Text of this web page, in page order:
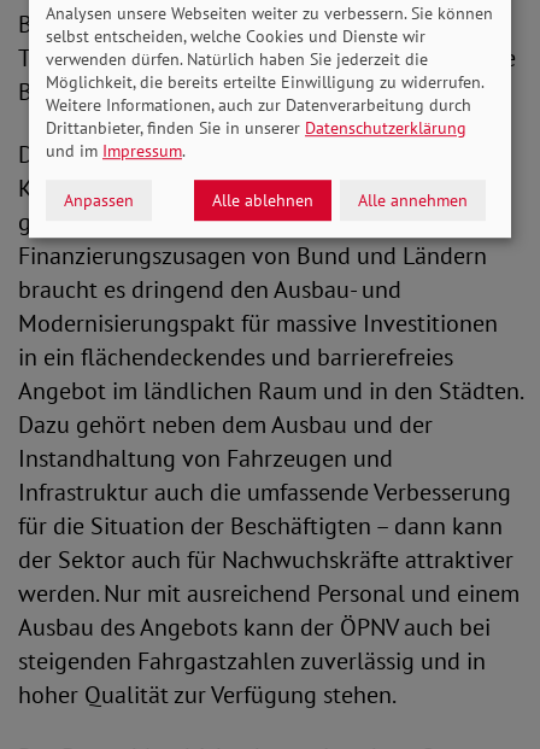
Bündnismitglieder. Dazu gehört auch, dass
Tickets auf sämtlichen Vertriebswegen und ohne
Bonitätsauskunft erworben werden können.
Das Bündnis drängt auf ein ganzheitliches
Konzept: „Das Deutschlandticket allein ist nicht
genug.“ Neben umfassenden
Finanzierungszusagen von Bund und Ländern
braucht es dringend den Ausbau- und
Modernisierungspakt für massive Investitionen
in ein flächendeckendes und barrierefreies
Angebot im ländlichen Raum und in den Städten.
Dazu gehört neben dem Ausbau und der
Instandhaltung von Fahrzeugen und
Infrastruktur auch die umfassende Verbesserung
für die Situation der Beschäftigten – dann kann
der Sektor auch für Nachwuchskräfte attraktiver
werden. Nur mit ausreichend Personal und einem
Ausbau des Angebots kann der ÖPNV auch bei
steigenden Fahrgastzahlen zuverlässig und in
hoher Qualität zur Verfügung stehen.
Analysen unsere Webseiten weiter zu verbessern. Sie können
selbst entscheiden, welche Cookies und Dienste wir
verwenden dürfen. Natürlich haben Sie jederzeit die
Möglichkeit, die bereits erteilte Einwilligung zu widerrufen.
Weitere Informationen, auch zur Datenverarbeitung durch
Drittanbieter, finden Sie in unserer Datenschutzerklärung
und im Impressum.
Anpassen Alle ablehnen Alle annehmen